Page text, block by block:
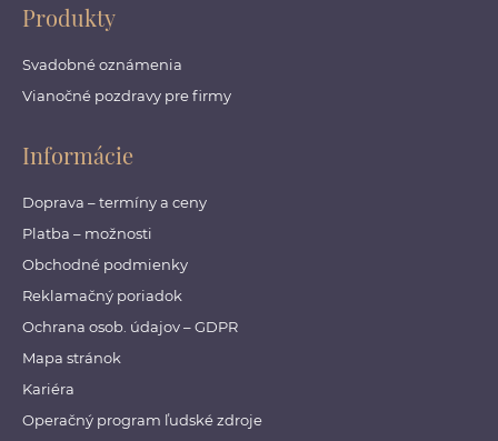
Produkty
Svadobné oznámenia
Vianočné pozdravy pre firmy
Informácie
Doprava – termíny a ceny
Platba – možnosti
Obchodné podmienky
Reklamačný poriadok
Ochrana osob. údajov – GDPR
Mapa stránok
Kariéra
Operačný program ľudské zdroje